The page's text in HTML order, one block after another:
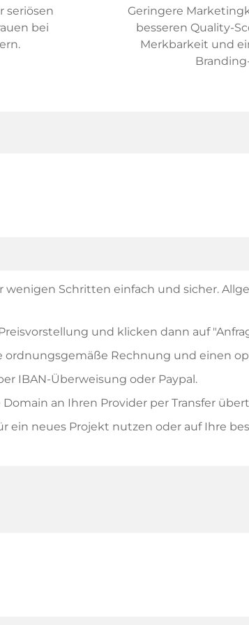
seriösen
bei
Geringere
besseren Quality-
Merkbarkeit und
Schritten einfach und sicher.
und klicken dann auf
ordnungsgemäße Rechnung und einen
IBAN-Überweisung oder Paypal.
an Ihren Provider per Transfer
ein neues Projekt nutzen oder auf Ihre
Ihnen die Details der Zahlung mitteilen.